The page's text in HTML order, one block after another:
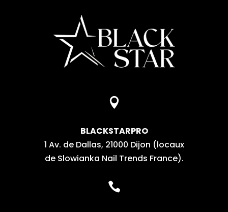

BLACKSTARPRO
1 Av. de Dallas, 21000 Dijon (locaux
de Slowianka Nail Trends France).
